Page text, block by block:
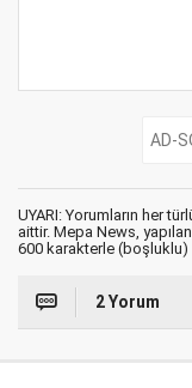
UYARI: Yorumların her
aittir. Mepa News,
600 karakterle (boşluklu)
2 Yorum